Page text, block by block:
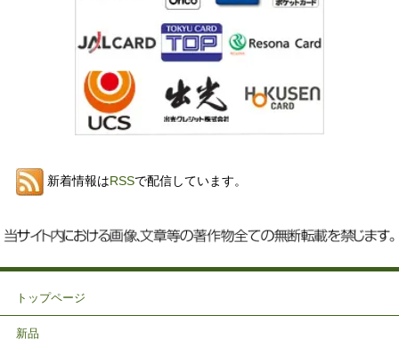
新着情報はRSSで配信しています。
トップページ
新品